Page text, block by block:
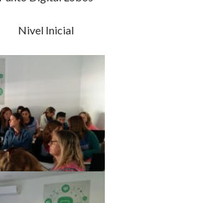
Nivel Inicial